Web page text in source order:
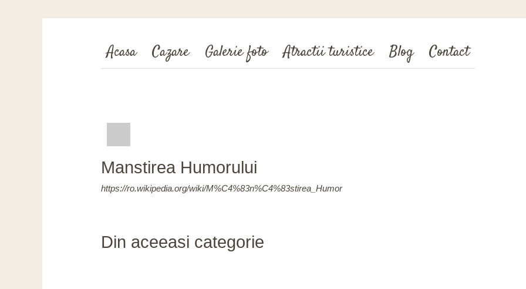
Acasa Cazare Galerie foto Atractii turistice Blog Contact
Manstirea Humorului
https://ro.wikipedia.org/wiki/M%C4%83n%C4%83stirea_Humor
Din aceeasi categorie